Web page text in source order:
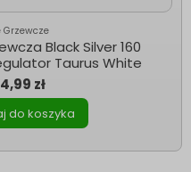
Grzewcze
Black Silver 160
Taurus White
zł
do koszyka